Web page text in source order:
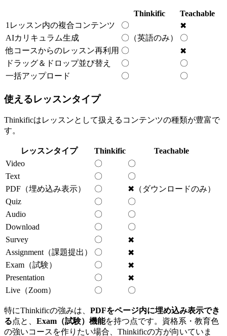
Thinkific
Teachable
1レッスン内の複合コンテンツ
〇
✖
AIカリキュラム生成
〇（英語のみ）
〇
他コースからのレッスン再利用 〇
✖
ドラッグ＆ドロップ並び替え
〇
〇
一括アップロード
〇 〇
使えるレッスンタイプ
Thinkificはレッスンとして扱えるコンテンツの種類が豊富で
す。
レッスンタイプ Thinkific
Teachable
Video
〇
〇
Text
〇
〇
PDF（埋め込み表示）
〇
✖（ダウンロードのみ）
Quiz
〇
〇
Audio
〇
〇
Download
〇
〇
Survey
〇
✖
Assignment（課題提出）
〇
✖
Exam（試験）
〇
✖
Presentation
〇
✖
Live（Zoom）
〇 〇
特にThinkificの強みは、 PDFをページ内に埋め込み表示でき
る点と、 Exam（試験）機能を持つ点です。資格系・教育色
の強いコースを作りたい場合、Thinkificの方が向いていま